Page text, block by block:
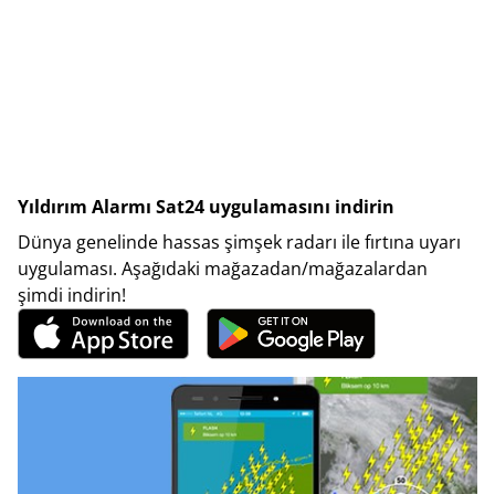
Yıldırım Alarmı Sat24 uygulamasını indirin
Dünya genelinde hassas şimşek radarı ile fırtına uyarı
uygulaması. Aşağıdaki mağazadan/mağazalardan
şimdi indirin!